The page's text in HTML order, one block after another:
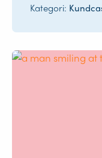
Kategori: